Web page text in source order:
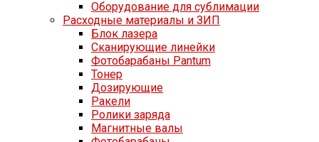
Оборудование для сублимации
Расходные материалы и ЗИП
Блок лазера
Сканирующие линейки
Фотобарабаны Pantum
Тонер
Дозирующие
Ракели
Ролики заряда
Магнитные валы